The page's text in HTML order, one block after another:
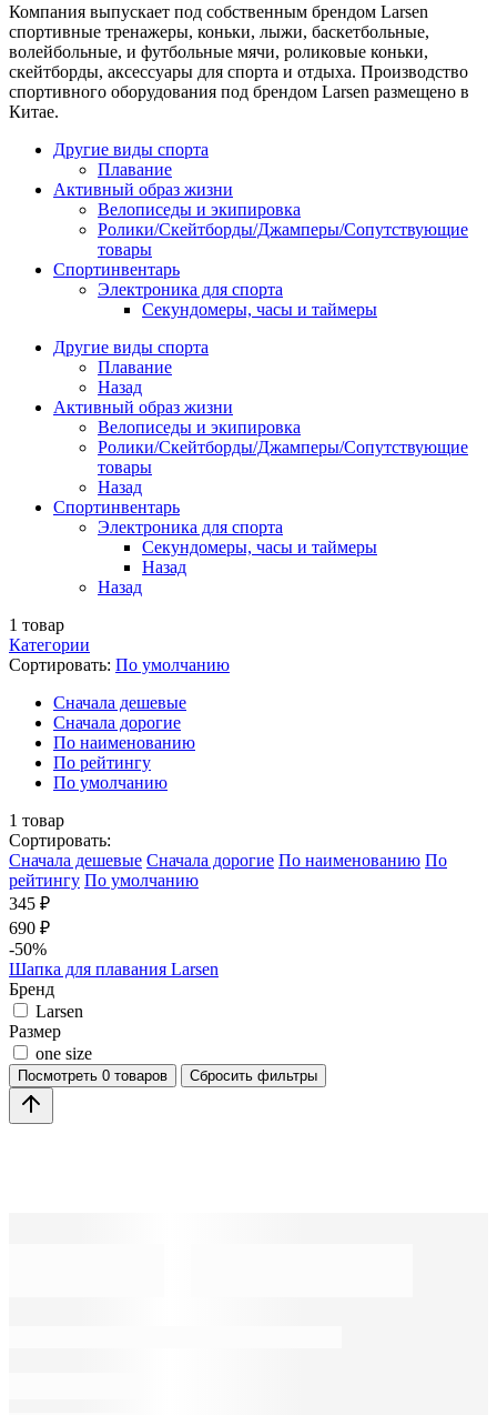
Компания выпускает под собственным брендом Larsen
спортивные тренажеры, коньки, лыжи, баскетбольные,
волейбольные, и футбольные мячи, роликовые коньки,
скейтборды, аксессуары для спорта и отдыха. Производство
спортивного оборудования под брендом Larsen размещено в
Китае.
Другие виды спорта
Плавание
Активный образ жизни
Велописеды и экипировка
Ролики/Скейтборды/Джамперы/Сопутствующие
товары
Спортинвентарь
Электроника для спорта
Секундомеры, часы и таймеры
Другие виды спорта
Плавание
Назад
Активный образ жизни
Велописеды и экипировка
Ролики/Скейтборды/Джамперы/Сопутствующие
товары
Назад
Спортинвентарь
Электроника для спорта
Секундомеры, часы и таймеры
Назад
Назад
1 товар
Категории
Сортировать: По умолчанию
Cначала дешевые
Cначала дорогие
По наименованию
По рейтингу
По умолчанию
1 товар
Сортировать:
Cначала дешевые Cначала дорогие По наименованию По
рейтингу По умолчанию
345 ₽
690 ₽
-50%
Шапка для плавания Larsen
Бренд
Larsen
Размер
one size
Посмотреть 0 товаров Сбросить фильтры